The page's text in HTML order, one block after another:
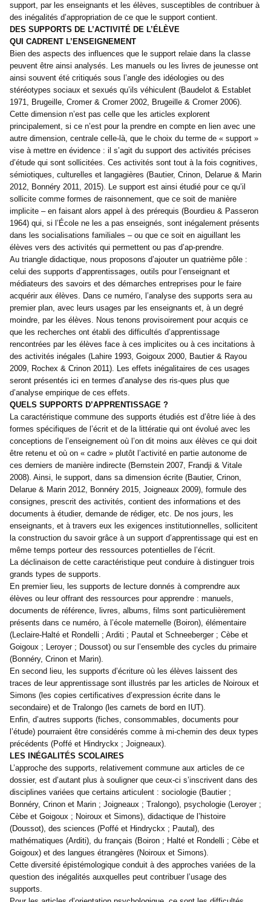
support, par les enseignants et les élèves, susceptibles de contribuer à
des inégalités d’appropriation de ce que le support contient.
DES SUPPORTS DE L’ACTIVITÉ DE L’ÉLÈVE
QUI CADRENT L’ENSEIGNEMENT
Bien des aspects des influences que le support relaie dans la classe
peuvent être ainsi analysés. Les manuels ou les livres de jeunesse ont
ainsi souvent été critiqués sous l’angle des idéologies ou des
stéréotypes sociaux et sexués qu’ils véhiculent (Baudelot & Establet
1971, Brugeille, Cromer & Cromer 2002, Brugeille & Cromer 2006).
Cette dimension n’est pas celle que les articles explorent
principalement, si ce n’est pour la prendre en compte en lien avec une
autre dimension, centrale celle-là, que le choix du terme de « support »
vise à mettre en évidence : il s’agit du support des activités précises
d’étude qui sont sollicitées. Ces activités sont tout à la fois cognitives,
sémiotiques, culturelles et langagières (Bautier, Crinon, Delarue & Marin
2012, Bonnéry 2011, 2015). Le support est ainsi étudié pour ce qu’il
sollicite comme formes de raisonnement, que ce soit de manière
implicite – en faisant alors appel à des prérequis (Bourdieu & Passeron
1964) qui, si l’École ne les a pas enseignés, sont inégalement présents
dans les socialisations familiales – ou que ce soit en aiguillant les
élèves vers des activités qui permettent ou pas d’ap-prendre.
Au triangle didactique, nous proposons d’ajouter un quatrième pôle :
celui des supports d’apprentissages, outils pour l’enseignant et
médiateurs des savoirs et des démarches entreprises pour le faire
acquérir aux élèves. Dans ce numéro, l’analyse des supports sera au
premier plan, avec leurs usages par les enseignants et, à un degré
moindre, par les élèves. Nous tenons provisoirement pour acquis ce
que les recherches ont établi des difficultés d’apprentissage
rencontrées par les élèves face à ces implicites ou à ces incitations à
des activités inégales (Lahire 1993, Goigoux 2000, Bautier & Rayou
2009, Rochex & Crinon 2011). Les effets inégalitaires de ces usages
seront présentés ici en termes d’analyse des ris-ques plus que
d’analyse empirique de ces effets.
QUELS SUPPORTS D’APPRENTISSAGE ?
La caractéristique commune des supports étudiés est d’être liée à des
formes spécifiques de l’écrit et de la littératie qui ont évolué avec les
conceptions de l’enseignement où l’on dit moins aux élèves ce qui doit
être retenu et où on « cadre » plutôt l’activité en partie autonome de
ces derniers de manière indirecte (Bernstein 2007, Frandji & Vitale
2008). Ainsi, le support, dans sa dimension écrite (Bautier, Crinon,
Delarue & Marin 2012, Bonnéry 2015, Joigneaux 2009), formule des
consignes, prescrit des activités, contient des informations et des
documents à étudier, demande de rédiger, etc. De nos jours, les
enseignants, et à travers eux les exigences institutionnelles, sollicitent
la construction du savoir grâce à un support d’apprentissage qui est en
même temps porteur des ressources potentielles de l’écrit.
La déclinaison de cette caractéristique peut conduire à distinguer trois
grands types de supports.
En premier lieu, les supports de lecture donnés à comprendre aux
élèves ou leur offrant des ressources pour apprendre : manuels,
documents de référence, livres, albums, films sont particulièrement
présents dans ce numéro, à l’école maternelle (Boiron), élémentaire
(Leclaire-Halté et Rondelli ; Arditi ; Pautal et Schneeberger ; Cèbe et
Goigoux ; Leroyer ; Doussot) ou sur l’ensemble des cycles du primaire
(Bonnéry, Crinon et Marin).
En second lieu, les supports d’écriture où les élèves laissent des
traces de leur apprentissage sont illustrés par les articles de Noiroux et
Simons (les copies certificatives d’expression écrite dans le
secondaire) et de Tralongo (les carnets de bord en IUT).
Enfin, d’autres supports (fiches, consommables, documents pour
l’étude) pourraient être considérés comme à mi-chemin des deux types
précédents (Poffé et Hindryckx ; Joigneaux).
LES INÉGALITÉS SCOLAIRES
L’approche des supports, relativement commune aux articles de ce
dossier, est d’autant plus à souligner que ceux-ci s’inscrivent dans des
disciplines variées que certains articulent : sociologie (Bautier ;
Bonnéry, Crinon et Marin ; Joigneaux ; Tralongo), psychologie (Leroyer ;
Cèbe et Goigoux ; Noiroux et Simons), didactique de l’histoire
(Doussot), des sciences (Poffé et Hindryckx ; Pautal), des
mathématiques (Arditi), du français (Boiron ; Halté et Rondelli ; Cèbe et
Goigoux) et des langues étrangères (Noiroux et Simons).
Cette diversité épistémologique conduit à des approches variées de la
question des inégalités auxquelles peut contribuer l’usage des
supports.